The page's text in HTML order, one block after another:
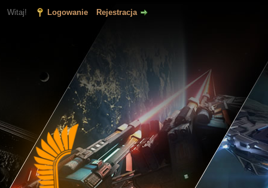
Witaj! Logowanie Rejestracja